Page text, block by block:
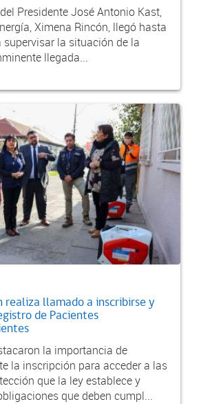
Presidente José Antonio Kast,
Ximena Rincón, llegó hasta
la situación de la
llegada...
realiza llamado a inscribirse y
de Pacientes
la importancia de
la inscripción para acceder a las
que la ley establece y
que deben cumpl...